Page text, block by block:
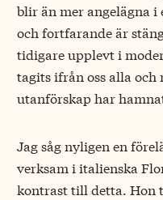
blir än mer angelägna
och fortfarande är
tidigare upplevt i
tagits ifrån oss alla
utanförskap har
Jag såg nyligen en
verksam i italienska
kontrast till detta. Hon